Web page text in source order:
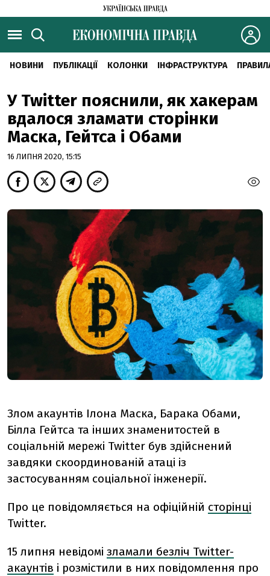
НОВИНИ ПУБЛІКАЦІЇ КОЛОНКИ ІНФРАСТРУКТУРА
У Twitter пояснили, як хакерам
вдалося зламати сторінки
Маска, Гейтса і Обами
16 ЛИПНЯ 2020, 15:15
Злом акаунтів Ілона Маска, Барака Обами,
Білла Гейтса та інших знаменитостей в
соціальній мережі Twitter був здійснений
завдяки скоординованій атаці із
застосуванням соціальної інженерії.
Про це повідомляється на офіційній сторінці
Twitter.
15 липня невідомі зламали безліч Twitter-
акаунтів і розмістили в них повідомлення про